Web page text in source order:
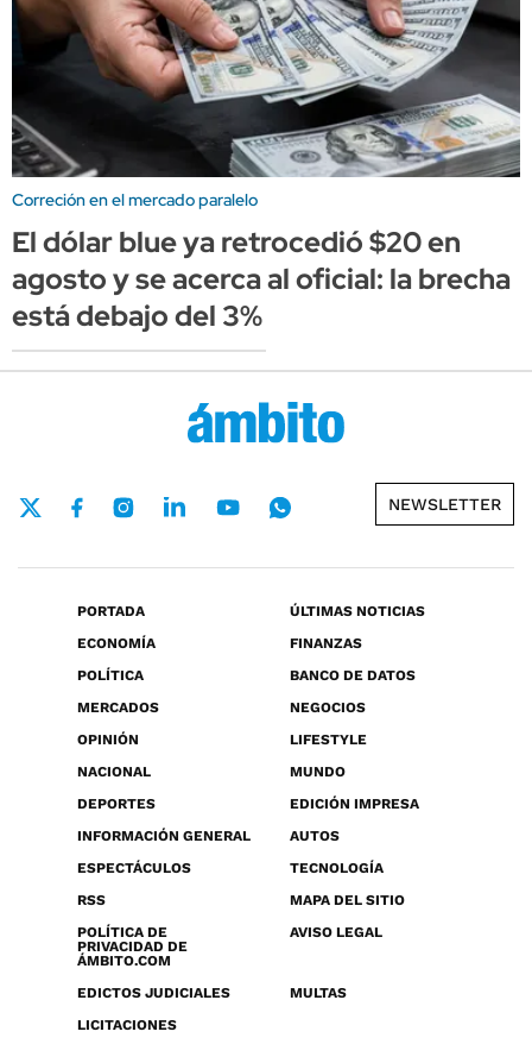
Correción en el mercado paralelo
El dólar blue ya retrocedió $20 en
agosto y se acerca al oficial: la brecha
está debajo del 3%
NEWSLETTER
PORTADA
ÚLTIMAS NOTICIAS
ECONOMÍA
FINANZAS
POLÍTICA
BANCO DE DATOS
MERCADOS
NEGOCIOS
OPINIÓN
LIFESTYLE
NACIONAL
MUNDO
DEPORTES
EDICIÓN IMPRESA
INFORMACIÓN GENERAL
AUTOS
ESPECTÁCULOS
TECNOLOGÍA
RSS
MAPA DEL SITIO
POLÍTICA DE
PRIVACIDAD DE
ÁMBITO.COM
AVISO LEGAL
EDICTOS JUDICIALES
MULTAS
LICITACIONES